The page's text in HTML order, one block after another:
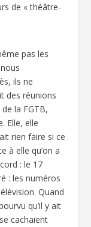
de « théâtre-
pas les
ils ne
des réunions
la FGTB,
Elle, elle
rien faire si ce
à elle qu’on a
: le 17
: les numéros
Quand
qu’il y ait
cachaient